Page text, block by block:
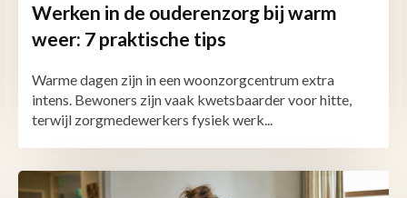
Werken in de ouderenzorg bij warm
weer: 7 praktische tips
Warme dagen zijn in een woonzorgcentrum extra
intens. Bewoners zijn vaak kwetsbaarder voor hitte,
terwijl zorgmedewerkers fysiek werk...